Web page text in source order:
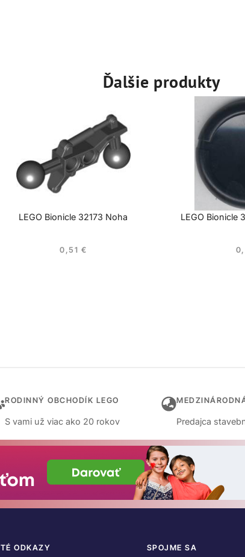
Ďalšie produkty
LEGO Bionicle 32173 Noha
0,51 €
LEGO Bionicle
RODINNÝ OBCHODÍK LEGO
S vami už viac ako 20 rokov Predajca
ODKAZY SPOJME SA